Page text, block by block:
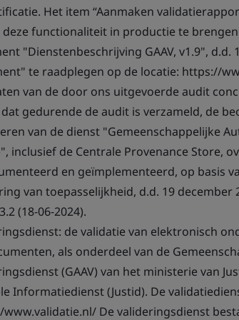
Het item “Aanmaken
deze functionaliteit in productie te
"Dienstenbeschrijving GAAV, v1.9", d.d.
te raadplegen op de locatie: https://
van de door ons uitgevoerde audit
gedurende de audit is verzameld, de
van de dienst "Gemeenschappelijke
inclusief de Centrale Provenance Store,
en geïmplementeerd, op basis
van toepasselijkheid, d.d. 19
(18-06-2024).
de validatie van elektronisch
als onderdeel van de
(GAAV) van het ministerie van
Informatiedienst (Justid). De
De valideringsdienst